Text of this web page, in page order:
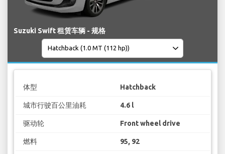
Suzuki Swift 租赁车辆 - 规格
体型 Hatchback
城市行驶百公里油耗 4.6 l
驱动轮 Front wheel drive
燃料 95, 92